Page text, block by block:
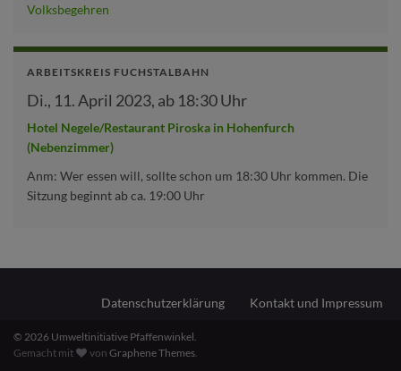
Volksbegehren
ARBEITSKREIS FUCHSTALBAHN
Di., 11. April 2023, ab 18:30 Uhr
Hotel Negele/Restaurant Piroska in Hohenfurch
(Nebenzimmer)
Anm: Wer essen will, sollte schon um 18:30 Uhr kommen. Die
Sitzung beginnt ab ca. 19:00 Uhr
Datenschutzerklärung Kontakt und Impressum
© 2026 Umweltinitiative Pfaffenwinkel.
Gemacht mit
vonGraphene Themes